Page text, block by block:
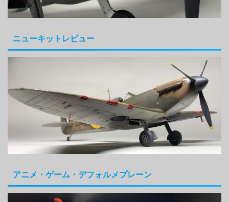
ニューキットレビュー
アニメ・ゲーム・デフォルメプレーン